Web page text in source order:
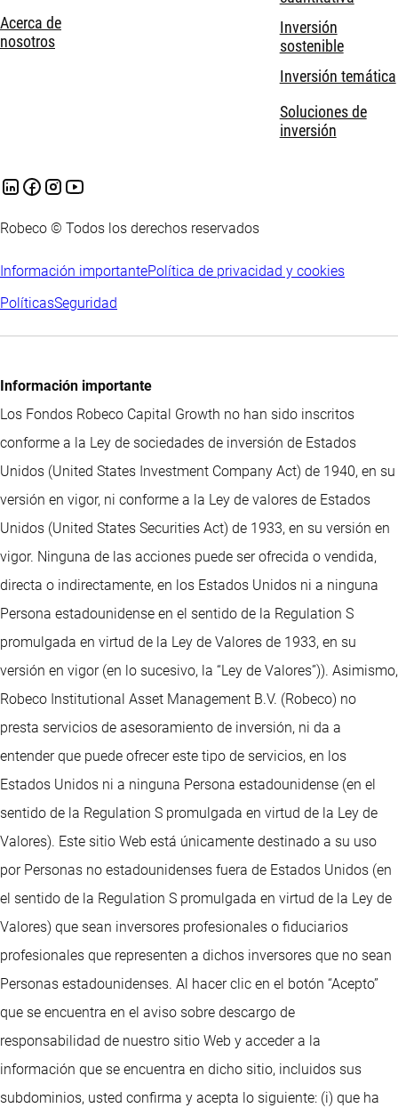
Acerca de
nosotros
Inversión
sostenible
Inversión temática
Soluciones de
inversión
Robeco © Todos los derechos reservados
Información importantePolítica de privacidad y cookies
PolíticasSeguridad
Información importante
Los Fondos Robeco Capital Growth no han sido inscritos
conforme a la Ley de sociedades de inversión de Estados
Unidos (United States Investment Company Act) de 1940, en su
versión en vigor, ni conforme a la Ley de valores de Estados
Unidos (United States Securities Act) de 1933, en su versión en
vigor. Ninguna de las acciones puede ser ofrecida o vendida,
directa o indirectamente, en los Estados Unidos ni a ninguna
Persona estadounidense en el sentido de la Regulation S
promulgada en virtud de la Ley de Valores de 1933, en su
versión en vigor (en lo sucesivo, la “Ley de Valores”)). Asimismo,
Robeco Institutional Asset Management B.V. (Robeco) no
presta servicios de asesoramiento de inversión, ni da a
entender que puede ofrecer este tipo de servicios, en los
Estados Unidos ni a ninguna Persona estadounidense (en el
sentido de la Regulation S promulgada en virtud de la Ley de
Valores). Este sitio Web está únicamente destinado a su uso
por Personas no estadounidenses fuera de Estados Unidos (en
el sentido de la Regulation S promulgada en virtud de la Ley de
Valores) que sean inversores profesionales o fiduciarios
profesionales que representen a dichos inversores que no sean
Personas estadounidenses. Al hacer clic en el botón “Acepto”
que se encuentra en el aviso sobre descargo de
responsabilidad de nuestro sitio Web y acceder a la
información que se encuentra en dicho sitio, incluidos sus
subdominios, usted confirma y acepta lo siguiente: (i) que ha